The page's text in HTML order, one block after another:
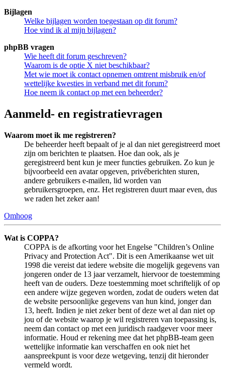
Bijlagen
Welke bijlagen worden toegestaan op dit forum?
Hoe vind ik al mijn bijlagen?
phpBB vragen
Wie heeft dit forum geschreven?
Waarom is de optie X niet beschikbaar?
Met wie moet ik contact opnemen omtrent misbruik en/of
wettelijke kwesties in verband met dit forum?
Hoe neem ik contact op met een beheerder?
Aanmeld- en registratievragen
Waarom moet ik me registreren?
De beheerder heeft bepaalt of je al dan niet geregistreerd moet
zijn om berichten te plaatsen. Hoe dan ook, als je
geregistreerd bent kun je meer functies gebruiken. Zo kun je
bijvoorbeeld een avatar opgeven, privéberichten sturen,
andere gebruikers e-mailen, lid worden van
gebruikersgroepen, enz. Het registreren duurt maar even, dus
we raden het zeker aan!
Omhoog
Wat is COPPA?
COPPA is de afkorting voor het Engelse "Children’s Online
Privacy and Protection Act". Dit is een Amerikaanse wet uit
1998 die vereist dat iedere website die mogelijk gegevens van
jongeren onder de 13 jaar verzamelt, hiervoor de toestemming
heeft van de ouders. Deze toestemming moet schriftelijk of op
een andere wijze gegeven worden, zodat de ouders weten dat
de website persoonlijke gegevens van hun kind, jonger dan
13, heeft. Indien je niet zeker bent of deze wet al dan niet op
jou of de website waarop je wil registreren van toepassing is,
neem dan contact op met een juridisch raadgever voor meer
informatie. Houd er rekening mee dat het phpBB-team geen
wettelijke informatie kan verschaffen en ook niet het
aanspreekpunt is voor deze wetgeving, tenzij dit hieronder
vermeld wordt.